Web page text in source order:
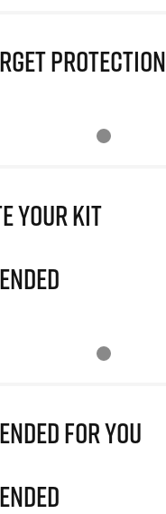
Protection
Your Kit
for you